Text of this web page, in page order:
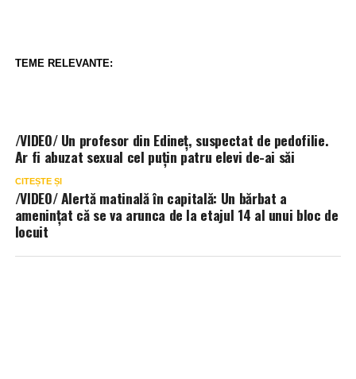
TEME RELEVANTE:
/VIDEO/ Un profesor din Edineț, suspectat de pedofilie.
Ar fi abuzat sexual cel puțin patru elevi de-ai săi
CITEȘTE ȘI
/VIDEO/ Alertă matinală în capitală: Un bărbat a
amenințat că se va arunca de la etajul 14 al unui bloc de
locuit